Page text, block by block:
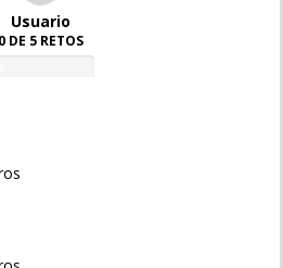
Usuario
0 DE 5 RETOS